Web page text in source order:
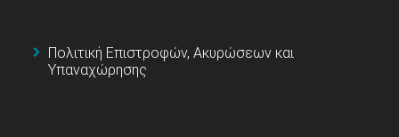
Πολιτική Επιστροφών, Ακυρώσεων και
Υπαναχώρησης